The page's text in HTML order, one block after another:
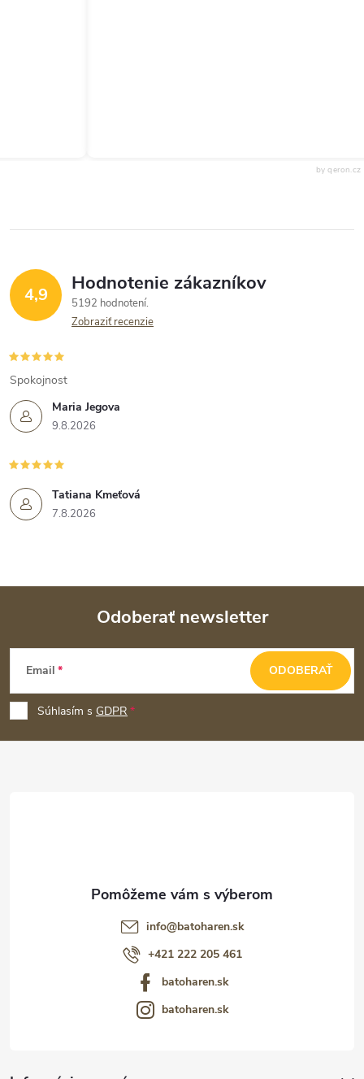
by qeron.cz
4,9 Hodnotenie zákazníkov
5192 hodnotení
Zobraziť recenzie
Maria Jegova
9.8.2026
Spokojnost
Tatiana Kmeťová
7.8.2026
Z
p
ä
Odoberať newsletter
Email
Súhlasím s GDPR
ODOBERAŤ
info@batoharen.sk
+421 222 205 461
batoharen.sk
batoharen.sk